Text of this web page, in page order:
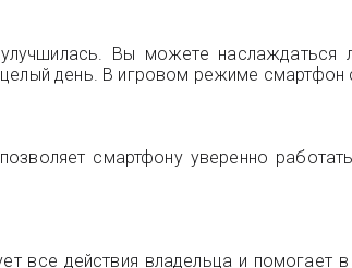
улучшилась. Вы можете
день. В игровом режиме
смартфону уверенно
все действия владельца и помогает